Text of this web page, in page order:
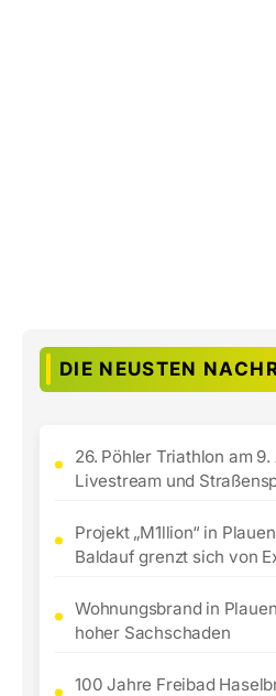
DIE NEUSTEN
26. Pöhler Triathlon am
Livestream und
Projekt „M1llion“ in
Baldauf grenzt sich von
Wohnungsbrand in
hoher Sachschaden
100 Jahre Freibad